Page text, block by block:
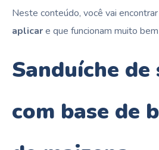
Neste conteúdo, você vai encontrar
aplicare que funcionam muito
Sanduíche
com base de